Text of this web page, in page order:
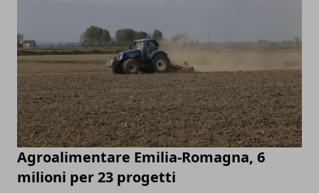
Agroalimentare Emilia-Romagna, 6
milioni per 23 progetti